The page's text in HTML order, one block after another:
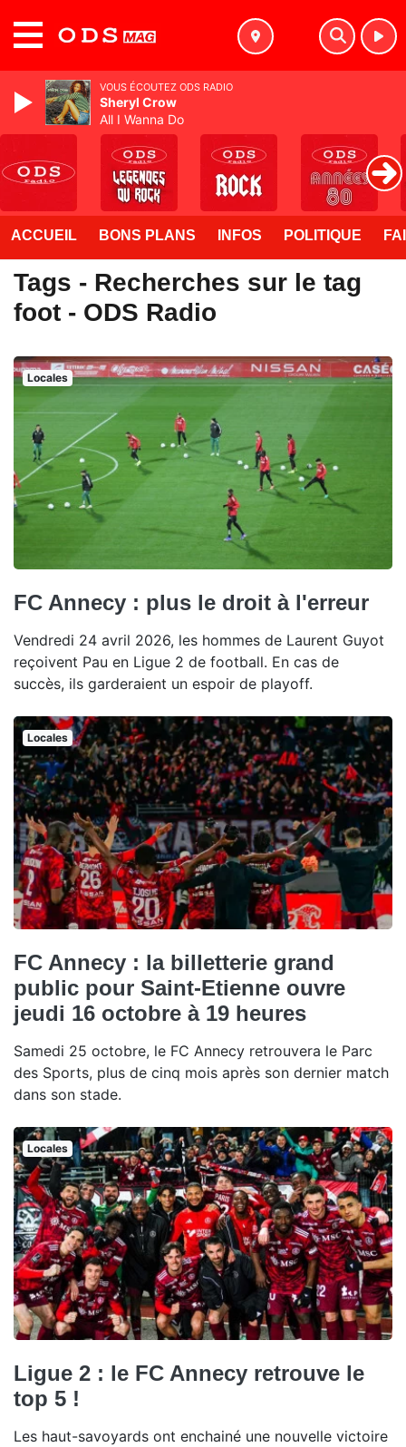
ACCUEIL BONS PLANS INFOS POLITIQUE
Tags - Recherches sur le tag
foot - ODS Radio
Locales
FC Annecy : plus le droit à l'erreur
Vendredi 24 avril 2026, les hommes de Laurent Guyot
reçoivent Pau en Ligue 2 de football. En cas de
succès, ils garderaient un espoir de playoff.
Locales
FC Annecy : la billetterie grand
public pour Saint-Etienne ouvre
jeudi 16 octobre à 19 heures
Samedi 25 octobre, le FC Annecy retrouvera le Parc
des Sports, plus de cinq mois après son dernier match
dans son stade.
Locales
Ligue 2 : le FC Annecy retrouve le
top 5 !
Les haut-savoyards ont enchainé une nouvelle victoire
VOUS ÉCOUTEZ ODS RADIO
Sheryl Crow
All I Wanna Do